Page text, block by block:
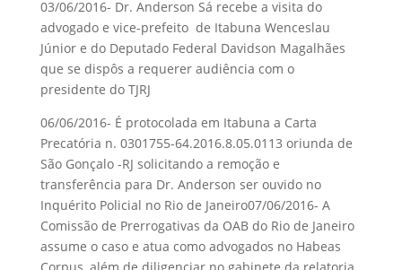
03/06/2016- Dr. Anderson Sá recebe a visita do
advogado e vice-prefeito de Itabuna Wenceslau
Júnior e do Deputado Federal Davidson Magalhães
que se dispôs a requerer audiência com o
presidente do TJRJ
06/06/2016- É protocolada em Itabuna a Carta
Precatória n. 0301755-64.2016.8.05.0113 oriunda de
São Gonçalo -RJ solicitando a remoção e
transferência para Dr. Anderson ser ouvido no
Inquérito Policial no Rio de Janeiro07/06/2016- A
Comissão de Prerrogativas da OAB do Rio de Janeiro
assume o caso e atua como advogados no Habeas